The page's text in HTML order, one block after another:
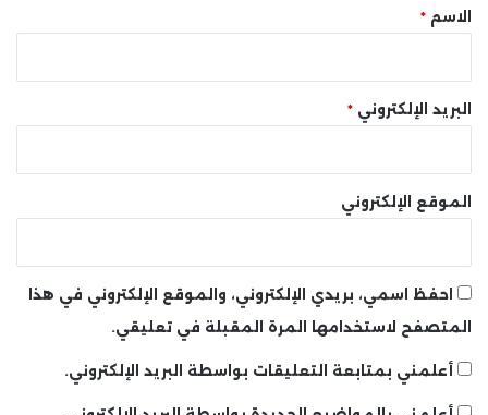
* الاسم *
البريد الإلكتروني *
الموقع الإلكتروني
احفظ اسمي، بريدي الإلكتروني، والموقع الإلكتروني في هذا
المتصفح لاستخدامها المرة المقبلة في تعليقي.
أعلمني بمتابعة التعليقات بواسطة البريد الإلكتروني.